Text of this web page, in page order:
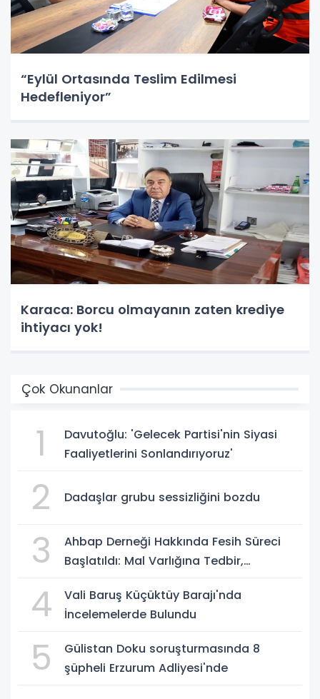
“Eylül Ortasında Teslim Edilmesi
Hedefleniyor”
Karaca: Borcu olmayanın zaten krediye
ihtiyacı yok!
Çok Okunanlar
1
Davutoğlu: 'Gelecek Partisi'nin Siyasi
Faaliyetlerini Sonlandırıyoruz'
2 Dadaşlar grubu sessizliğini bozdu
3
Ahbap Derneği Hakkında Fesih Süreci
Başlatıldı: Mal Varlığına Tedbir,
4
Vali Baruş Küçüktüy Barajı'nda
İncelemelerde Bulundu
5
Gülistan Doku soruşturmasında 8
şüpheli Erzurum Adliyesi'nde